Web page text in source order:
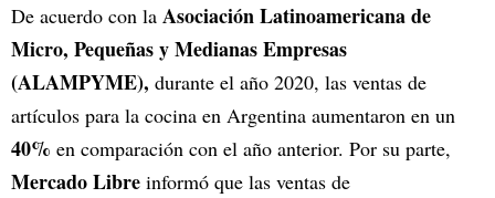
De acuerdo con la Asociación Latinoamericana de
Micro, Pequeñas y Medianas Empresas
(ALAMPYME), durante el año 2020, las ventas de
artículos para la cocina en Argentina aumentaron en un
40% en comparación con el año anterior. Por su parte,
Mercado Libre informó que las ventas de